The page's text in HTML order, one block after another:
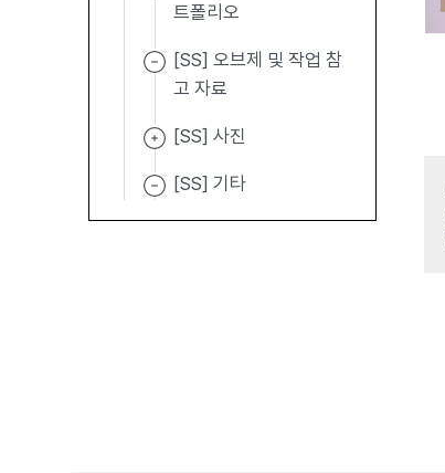
트폴리오
[SS] 오브제 및 작업 참
고 자료
[SS] 사진
[SS] 기타